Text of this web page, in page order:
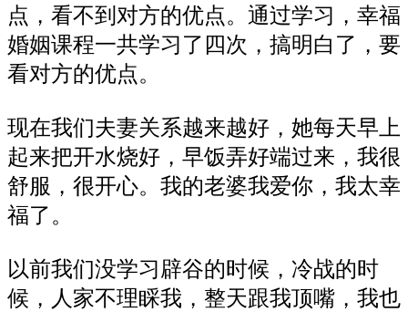
点，看不到对方的优点。通过学习，幸福
婚姻课程一共学习了四次，搞明白了，要
看对方的优点。
现在我们夫妻关系越来越好，她每天早上
起来把开水烧好，早饭弄好端过来，我很
舒服，很开心。我的老婆我爱你，我太幸
福了。
以前我们没学习辟谷的时候，冷战的时
候，人家不理睬我，整天跟我顶嘴，我也